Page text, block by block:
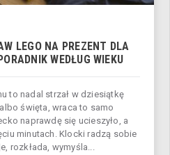
LEGO NA PREZENT DLA
WEDŁUG WIEKU
to nadal strzał w dziesiątkę
święta, wraca to samo
naprawdę się ucieszyło, a
minutach. Klocki radzą sobie
rozkłada, wymyśla...